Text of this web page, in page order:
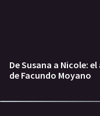
De Susana a Nicole:
de Facundo Moyano